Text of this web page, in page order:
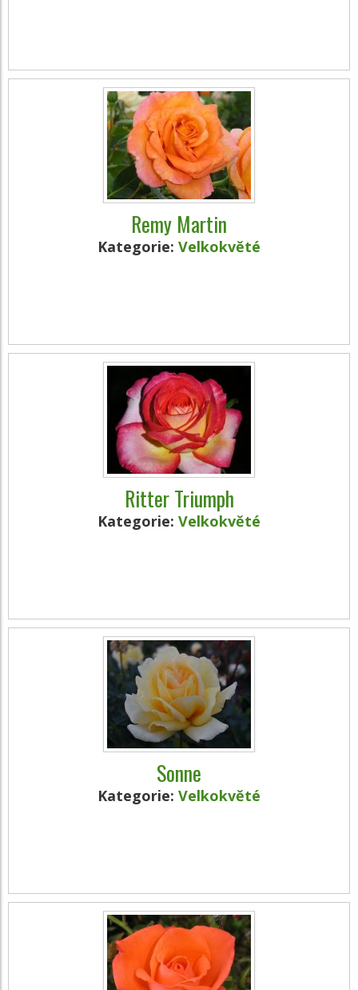
Remy Martin
Kategorie: Velkokvěté
Ritter Triumph
Kategorie: Velkokvěté
Sonne
Kategorie: Velkokvěté